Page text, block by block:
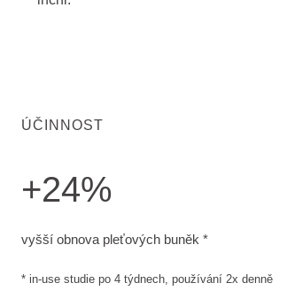
ÚČINNOST
+24%
vyšší obnova pleťových buněk *
* in-use studie po 4 týdnech, používání 2x denně